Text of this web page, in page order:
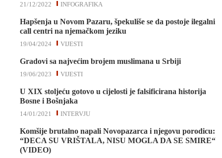
INFOGRAFIKA
21/12/2022
Hapšenja u Novom Pazaru, špekuliše se da postoje ilegalni
call centri na njemačkom jeziku
VIJESTI
19/04/2024
Gradovi sa najvećim brojem muslimana u Srbiji
VIJESTI
19/06/2023
U XIX stoljeću gotovo u cijelosti je falsificirana historija
Bosne i Bošnjaka
INTERVJU
14/01/2021
Komšije brutalno napali Novopazarca i njegovu porodicu:
“DECA SU VRIŠTALA, NISU MOGLA DA SE SMIRE“
(VIDEO)